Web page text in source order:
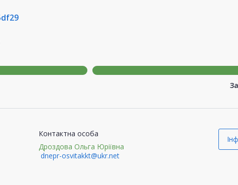
Контактна особа
Дроздова Ольга Юріївна
dnepr-osvitakkt@ukr.net